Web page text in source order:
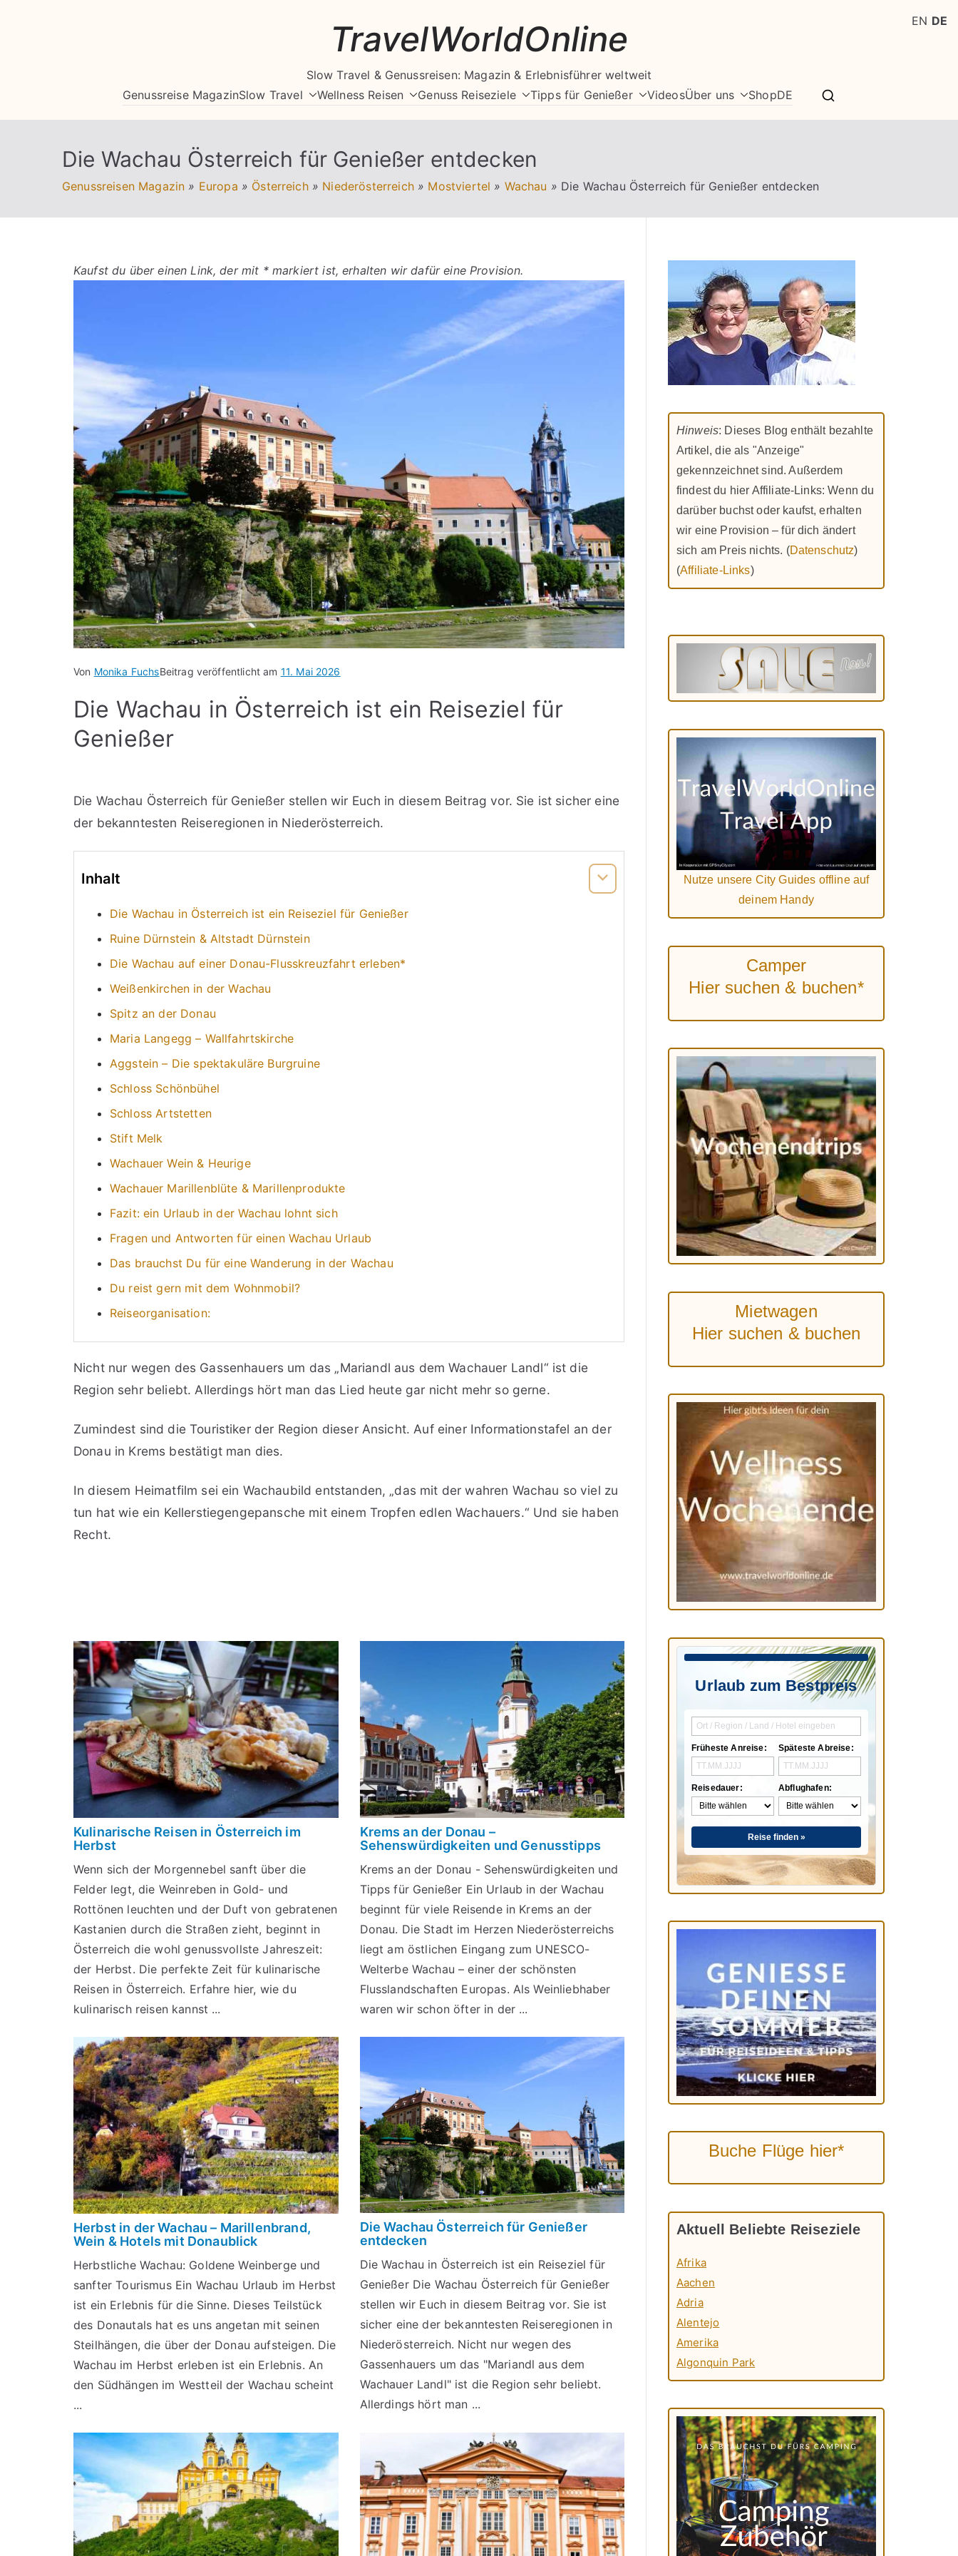
TravelWorldOnline
Slow Travel & Genussreisen: Magazin & Erlebnisführer weltweit
Genussreise MagazinSlow Travel Wellness Reisen Genuss Reiseziele Tipps für Genießer VideosÜber uns ShopDE
Die Wachau Österreich für Genießer entdecken
Genussreisen Magazin » Europa » Österreich » Niederösterreich » Mostviertel » Wachau » Die Wachau Österreich für Genießer entdecken
Kaufst du über einen Link, der mit * markiert ist, erhalten wir dafür eine Provision.
Von Monika FuchsBeitrag veröffentlicht am 11. Mai 2026
Die Wachau in Österreich ist ein Reiseziel für
Genießer
Die Wachau Österreich für Genießer stellen wir Euch in diesem Beitrag vor. Sie ist sicher eine
der bekanntesten Reiseregionen in Niederösterreich.
Inhalt
Die Wachau in Österreich ist ein Reiseziel für Genießer
Ruine Dürnstein & Altstadt Dürnstein
Die Wachau auf einer Donau-Flusskreuzfahrt erleben*
Weißenkirchen in der Wachau
Spitz an der Donau
Maria Langegg – Wallfahrtskirche
Aggstein – Die spektakuläre Burgruine
Schloss Schönbühel
Schloss Artstetten
Stift Melk
Wachauer Wein & Heurige
Wachauer Marillenblüte & Marillenprodukte
Fazit: ein Urlaub in der Wachau lohnt sich
Fragen und Antworten für einen Wachau Urlaub
Das brauchst Du für eine Wanderung in der Wachau
Du reist gern mit dem Wohnmobil?
Reiseorganisation:
Nicht nur wegen des Gassenhauers um das „Mariandl aus dem Wachauer Landl“ ist die
Region sehr beliebt. Allerdings hört man das Lied heute gar nicht mehr so gerne.
Zumindest sind die Touristiker der Region dieser Ansicht. Auf einer Informationstafel an der
Donau in Krems bestätigt man dies.
In diesem Heimatfilm sei ein Wachaubild entstanden, „das mit der wahren Wachau so viel zu
tun hat wie ein Kellerstiegengepansche mit einem Tropfen edlen Wachauers.“ Und sie haben
Recht.
Kulinarische Reisen in Österreich im
Herbst
Wenn sich der Morgennebel sanft über die
Felder legt, die Weinreben in Gold- und
Rottönen leuchten und der Duft von gebratenen
Kastanien durch die Straßen zieht, beginnt in
Österreich die wohl genussvollste Jahreszeit:
der Herbst. Die perfekte Zeit für kulinarische
Reisen in Österreich. Erfahre hier, wie du
kulinarisch reisen kannst ...
Krems an der Donau –
Sehenswürdigkeiten und Genusstipps
Krems an der Donau - Sehenswürdigkeiten und
Tipps für Genießer Ein Urlaub in der Wachau
beginnt für viele Reisende in Krems an der
Donau. Die Stadt im Herzen Niederösterreichs
liegt am östlichen Eingang zum UNESCO-
Welterbe Wachau – einer der schönsten
Flusslandschaften Europas. Als Weinliebhaber
waren wir schon öfter in der ...
Herbst in der Wachau – Marillenbrand,
Wein & Hotels mit Donaublick
Herbstliche Wachau: Goldene Weinberge und
sanfter Tourismus Ein Wachau Urlaub im Herbst
ist ein Erlebnis für die Sinne. Dieses Teilstück
des Donautals hat es uns angetan mit seinen
Steilhängen, die über der Donau aufsteigen. Die
Wachau im Herbst erleben ist ein Erlebnis. An
den Südhängen im Westteil der Wachau scheint
...
Die Wachau Österreich für Genießer
entdecken
Die Wachau in Österreich ist ein Reiseziel für
Genießer Die Wachau Österreich für Genießer
stellen wir Euch in diesem Beitrag vor. Sie ist
sicher eine der bekanntesten Reiseregionen in
Niederösterreich. Nicht nur wegen des
Gassenhauers um das "Mariandl aus dem
Wachauer Landl" ist die Region sehr beliebt.
Allerdings hört man ...
Hinweis: Dieses Blog enthält bezahlte
Artikel, die als "Anzeige"
gekennzeichnet sind. Außerdem
findest du hier Affiliate-Links: Wenn du
darüber buchst oder kaufst, erhalten
wir eine Provision – für dich ändert
sich am Preis nichts. (Datenschutz)
(Affiliate-Links)
Nutze unsere City Guides offline auf
deinem Handy
Camper
Hier suchen & buchen*
Mietwagen
Hier suchen & buchen
Urlaub zum Bestpreis
Früheste Anreise:
Reisedauer:
Späteste Abreise:
Abflughafen:
Reise finden »
Buche Flüge hier*
Aktuell Beliebte Reiseziele
Afrika
Aachen
Adria
Alentejo
Amerika
Algonquin Park
EN DE